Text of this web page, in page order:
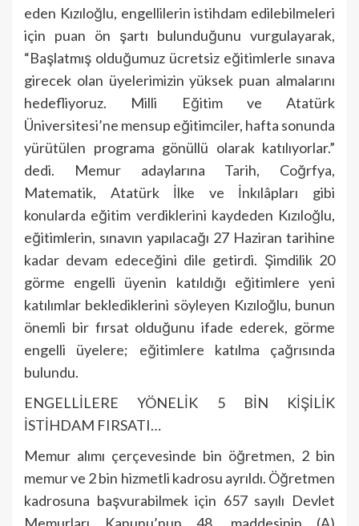
eden Kızıloğlu, engellilerin istihdam edilebilmeleri
için puan ön şartı bulunduğunu vurgulayarak,
“Başlatmış olduğumuz ücretsiz eğitimlerle sınava
girecek olan üyelerimizin yüksek puan almalarını
hedefliyoruz. Milli Eğitim ve Atatürk
Üniversitesi’ne mensup eğitimciler, hafta sonunda
yürütülen programa gönüllü olarak katılıyorlar.”
dedi. Memur adaylarına Tarih, Coğrfya,
Matematik, Atatürk İlke ve İnkılâpları gibi
konularda eğitim verdiklerini kaydeden Kızıloğlu,
eğitimlerin, sınavın yapılacağı 27 Haziran tarihine
kadar devam edeceğini dile getirdi. Şimdilik 20
görme engelli üyenin katıldığı eğitimlere yeni
katılımlar beklediklerini söyleyen Kızıloğlu, bunun
önemli bir fırsat olduğunu ifade ederek, görme
engelli üyelere; eğitimlere katılma çağrısında
bulundu.
ENGELLİLERE YÖNELİK 5 BİN KİŞİLİK
İSTİHDAM FIRSATI…
Memur alımı çerçevesinde bin öğretmen, 2 bin
memur ve 2 bin hizmetli kadrosu ayrıldı. Öğretmen
kadrosuna başvurabilmek için 657 sayılı Devlet